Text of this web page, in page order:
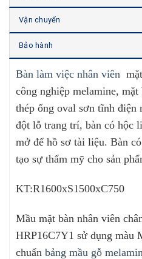
Vận chuyển
Bảo hành
Bàn làm việc nhân viên
công nghiệp melamine,
thép ống oval sơn tĩnh điện
đột lỗ trang trí, bàn có hộc
mở để hồ sơ tài liệu. Bàn
tạo sự thẩm mỹ cho sản
KT:R1600xS1500xC750
Mầu mặt bàn nhân viên
HRP16C7Y1 sử dụng màu
chuẩn bảng mầu gỗ